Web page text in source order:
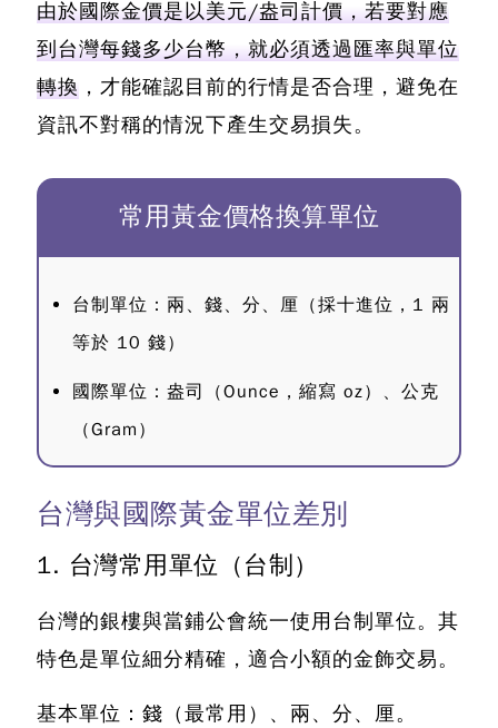
由於國際金價是以美元/盎司計價，若要對應
到台灣每錢多少台幣，就必須透過匯率與單位
轉換 ，才能確認目前的行情是否合理，避免在
資訊不對稱的情況下產生交易損失。
常用黃金價格換算單位
台制單位：兩、錢、分、厘（採十進位，1 兩
等於 10 錢）
國際單位：盎司（Ounce，縮寫 oz）、公克
（Gram）
台灣與國際黃金單位差別
1. 台灣常用單位（台制）
台灣的銀樓與當鋪公會統一使用台制單位。其
特色是單位細分精確，適合小額的金飾交易。
基本單位：錢（最常用）、兩、分、厘。